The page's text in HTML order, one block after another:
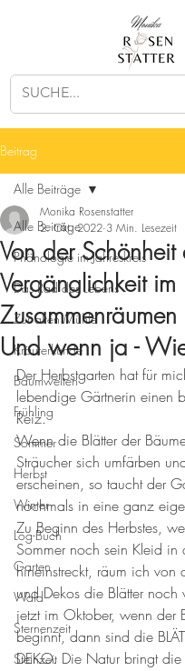
Beitrag
Alle Beiträge
Phänologie im Jahreskreis
Das Rad des Lebens
Zur alten Mühle
Kräuterkunde
Baumwelten
Frühling
Sommer
Herbst
Winter
Log-Buch
Garten
Wald
Sternenzeit
Steinzeit
Alle Beiträge
Von der Schönheit
Vergänglichkeit im
Und wenn ja -
Monika Rosenstatter
2. Okt. 2022 3 Min. Lesezeit
Der Herbstgarten hat für
lebendige Gärtnerin einen
Reiz.
Wenn die Blätter der
Sträucher sich umfärben
erscheinen, so taucht der
nochmals in eine ganz
Zu Beginn des Herbstes,
Sommer noch sein Kleid in
hineinstreckt, räum ich von
und Dekos die Blätter noch
jetzt im Oktober, wenn der
beginnt, dann sind die
DEKO. Die Natur bringt die